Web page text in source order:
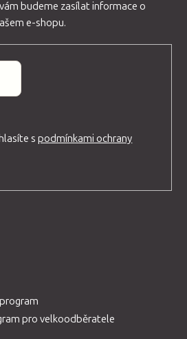
budeme zasílat informace o
e-shopu.
spodmínkami ochrany
pro velkoodběratele